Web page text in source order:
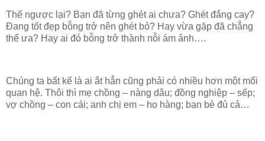
Thế ngược lại? Bạn đã từng ghét ai chưa? Ghét đắng cay?
Đang tốt đẹp bỗng trở nên ghét bỏ? Hay vừa gặp đã chẳng
thể ưa? Hay ai đó bỗng trở thành nỗi ám ảnh….
Chúng ta bất kể là ai ắt hẳn cũng phải có nhiều hơn một mối
quan hệ. Thôi thì mẹ chồng – nàng dâu; đồng nghiệp – sếp;
vợ chồng – con cái; anh chị em – họ hàng; bạn bè đủ cả…